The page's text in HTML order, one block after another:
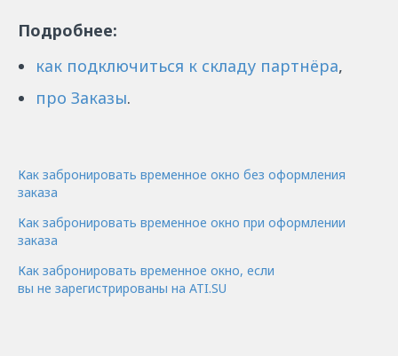
Подробнее:
как подключиться к складу партнёра,
про Заказы.
Как забронировать временное окно без оформления
заказа
Как забронировать временное окно при оформлении
заказа
Как забронировать временное окно, если
вы не зарегистрированы на ATI.SU